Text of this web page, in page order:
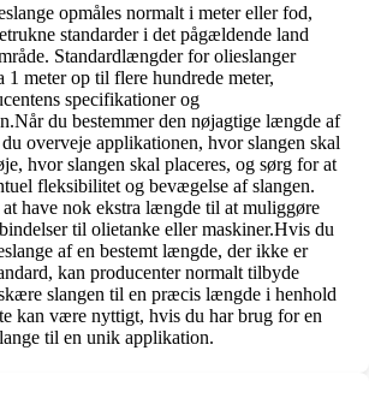
opmåles normalt i meter eller fod,
standarder i det pågældende land
Standardlængder for olieslanger
1 meter op til flere hundrede meter,
specifikationer og
du bestemmer den nøjagtige længde af
overveje applikationen, hvor slangen skal
hvor slangen skal placeres, og sørg for at
fleksibilitet og bevægelse af slangen.
have nok ekstra længde til at muliggøre
til olietanke eller maskiner.Hvis du
af en bestemt længde, der ikke er
kan producenter normalt tilbyde
slangen til en præcis længde i henhold
kan være nyttigt, hvis du har brug for en
til en unik applikation.